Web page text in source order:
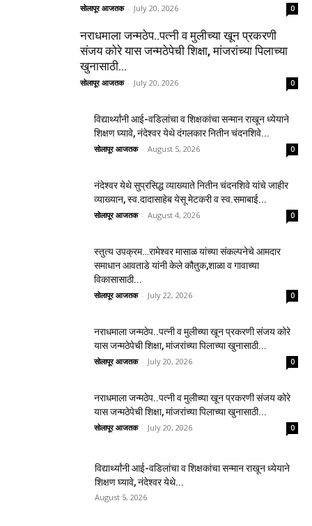
सोलापूर आजतक - July 20, 2026 0
नराधमाला जन्मठेप..पत्नी व मुलीच्या खून प्रकरणी
संजय कोरे यास जन्मठेपेची शिक्षा, मांजरांच्या पिलाच्या
खुनासाठी...
सोलापूर आजतक - July 20, 2026 0
विद्यार्थ्यांनी आई-वडिलांचा व शिक्षकांचा सन्मान राखून ध्येयाने
शिक्षण घ्यावे, नंदेश्वर येथे दंगलकार नितीन चंदनशिवे...
सोलापूर आजतक - August 5, 2026 0
नंदेश्वर येथे सुप्रसिद्ध व्याख्याते नितीन चंदनशिवे यांचे जाहीर
व्याख्यान, स्व.दादासाहेब येसू मेटकरी व स्व.समाबाई...
सोलापूर आजतक - August 4, 2026 0
स्तुत्य उपक्रम…रामेश्वर मासाळ यांच्या संकल्पनेचे आमदार
समाधान आवताडे यांनी केले कौतुक,शाळा व गावाच्या
विकासासाठी...
सोलापूर आजतक - July 22, 2026 0
नराधमाला जन्मठेप..पत्नी व मुलीच्या खून प्रकरणी संजय कोरे
यास जन्मठेपेची शिक्षा, मांजरांच्या पिलाच्या खुनासाठी...
सोलापूर आजतक - July 20, 2026 0
नराधमाला जन्मठेप..पत्नी व मुलीच्या खून प्रकरणी संजय कोरे
यास जन्मठेपेची शिक्षा, मांजरांच्या पिलाच्या खुनासाठी...
सोलापूर आजतक - July 20, 2026 0
विद्यार्थ्यांनी आई-वडिलांचा व शिक्षकांचा सन्मान राखून ध्येयाने
शिक्षण घ्यावे, नंदेश्वर येथे...
August 5, 2026